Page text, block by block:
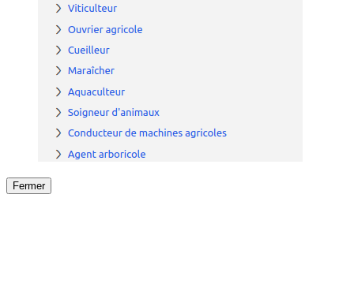
Fermer